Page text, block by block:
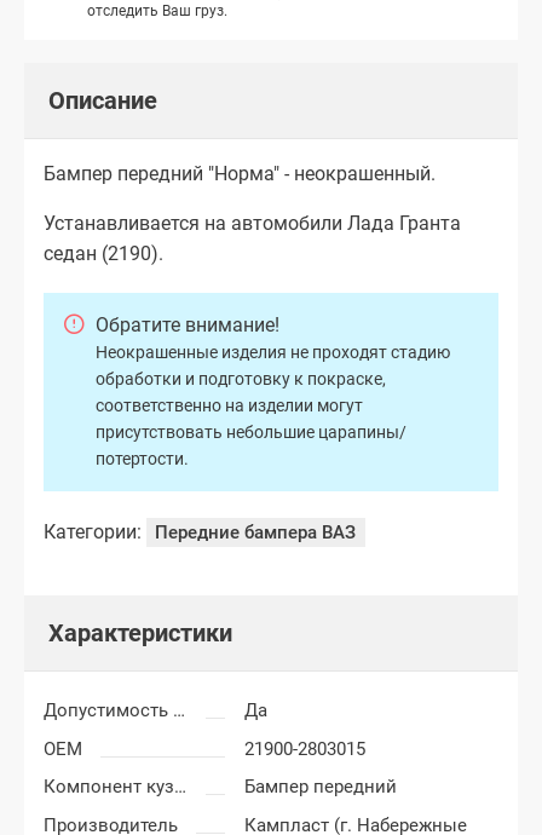
отследить Ваш груз.
Описание
Бампер передний "Норма" - неокрашенный.
Устанавливается на автомобили Лада Гранта
седан (2190).
Обратите внимание!
Неокрашенные изделия не проходят стадию
обработки и подготовку к покраске,
соответственно на изделии могут
присутствовать небольшие царапины/
потертости.
Категории: Передние бампера ВАЗ
Характеристики
Допустимость мелких царапин
Да
OEM
21900-2803015
Компонент кузова
Бампер передний
Производитель
Кампласт (г. Набережные